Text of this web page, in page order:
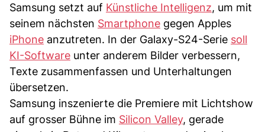
Samsung setzt auf Künstliche Intelligenz, um mit
seinem nächsten Smartphone gegen Apples
iPhone anzutreten. In der Galaxy-S24-Serie soll
KI-Software unter anderem Bilder verbessern,
Texte zusammenfassen und Unterhaltungen
übersetzen.
Samsung inszenierte die Premiere mit Lichtshow
auf grosser Bühne im Silicon Valley, gerade